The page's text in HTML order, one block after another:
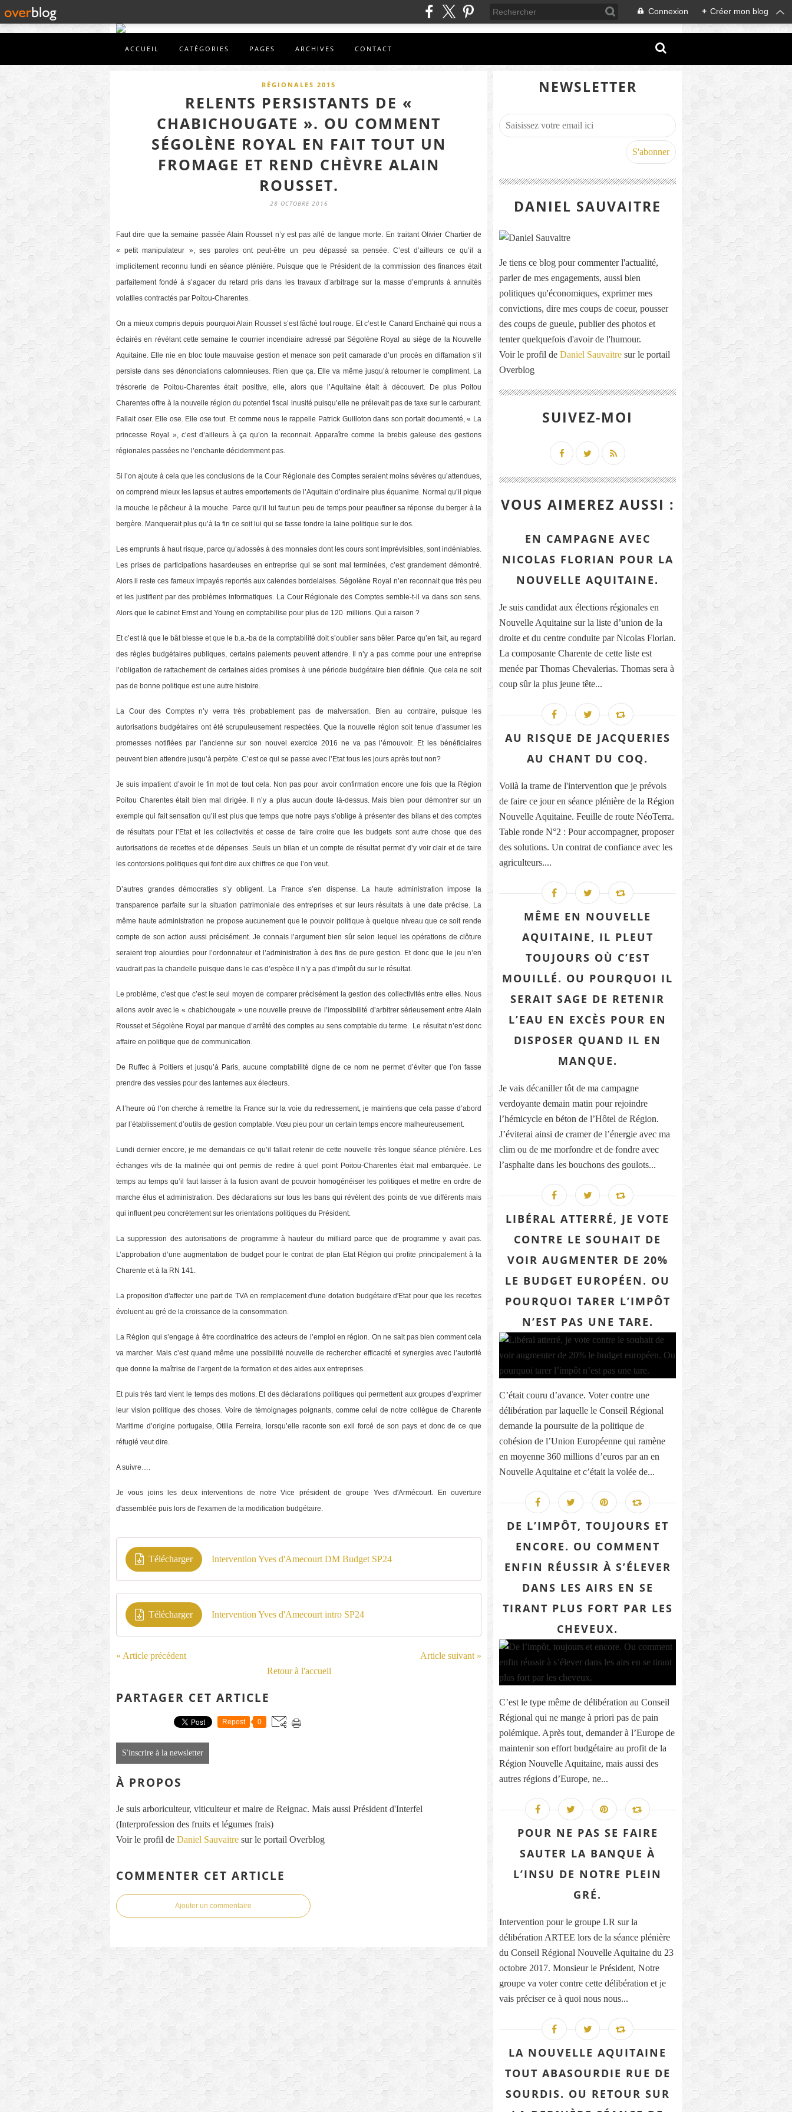
Connexion + Créer mon blog
ACCUEIL CATÉGORIES PAGES ARCHIVES CONTACT
RÉGIONALES 2015
RELENTS PERSISTANTS DE «
CHABICHOUGATE ». OU COMMENT
SÉGOLÈNE ROYAL EN FAIT TOUT UN
FROMAGE ET REND CHÈVRE ALAIN
ROUSSET.
28 OCTOBRE 2016
Faut dire que la semaine passée Alain Rousset n’y est pas allé de langue morte. En traitant Olivier Chartier de
« petit manipulateur », ses paroles ont peut-être un peu dépassé sa pensée. C’est d’ailleurs ce qu’il a
implicitement reconnu lundi en séance plénière. Puisque que le Président de la commission des finances était
parfaitement fondé à s’agacer du retard pris dans les travaux d’arbitrage sur la masse d’emprunts à annuités
volatiles contractés par Poitou-Charentes.
On a mieux compris depuis pourquoi Alain Rousset s’est fâché tout rouge. Et c’est le Canard Enchainé qui nous a
éclairés en révélant cette semaine le courrier incendiaire adressé par Ségolène Royal au siège de la Nouvelle
Aquitaine. Elle nie en bloc toute mauvaise gestion et menace son petit camarade d’un procès en diffamation s’il
persiste dans ses dénonciations calomnieuses. Rien que ça. Elle va même jusqu’à retourner le compliment. La
trésorerie de Poitou-Charentes était positive, elle, alors que l’Aquitaine était à découvert. De plus Poitou
Charentes offre à la nouvelle région du potentiel fiscal inusité puisqu’elle ne prélevait pas de taxe sur le carburant.
Fallait oser. Elle ose. Elle ose tout. Et comme nous le rappelle Patrick Guilloton dans son portait documenté, « La
princesse Royal », c’est d’ailleurs à ça qu’on la reconnait. Apparaître comme la brebis galeuse des gestions
régionales passées ne l’enchante décidemment pas.
Si l’on ajoute à cela que les conclusions de la Cour Régionale des Comptes seraient moins sévères qu’attendues,
on comprend mieux les lapsus et autres emportements de l’Aquitain d’ordinaire plus équanime. Normal qu’il pique
la mouche le pêcheur à la mouche. Parce qu’il lui faut un peu de temps pour peaufiner sa réponse du berger à la
bergère. Manquerait plus qu’à la fin ce soit lui qui se fasse tondre la laine politique sur le dos.
Les emprunts à haut risque, parce qu’adossés à des monnaies dont les cours sont imprévisibles, sont indéniables.
Les prises de participations hasardeuses en entreprise qui se sont mal terminées, c’est grandement démontré.
Alors il reste ces fameux impayés reportés aux calendes bordelaises. Ségolène Royal n’en reconnait que très peu
et les justifient par des problèmes informatiques. La Cour Régionale des Comptes semble-t-il va dans son sens.
Alors que le cabinet Ernst and Young en comptabilise pour plus de 120 millions. Qui a raison ?
Et c’est là que le bât blesse et que le b.a.-ba de la comptabilité doit s’oublier sans bêler. Parce qu’en fait, au regard
des règles budgétaires publiques, certains paiements peuvent attendre. Il n’y a pas comme pour une entreprise
l’obligation de rattachement de certaines aides promises à une période budgétaire bien définie. Que cela ne soit
pas de bonne politique est une autre histoire.
La Cour des Comptes n’y verra très probablement pas de malversation. Bien au contraire, puisque les
autorisations budgétaires ont été scrupuleusement respectées. Que la nouvelle région soit tenue d’assumer les
promesses notifiées par l’ancienne sur son nouvel exercice 2016 ne va pas l’émouvoir. Et les bénéficiaires
peuvent bien attendre jusqu’à perpète. C’est ce qui se passe avec l’Etat tous les jours après tout non?
Je suis impatient d’avoir le fin mot de tout cela. Non pas pour avoir confirmation encore une fois que la Région
Poitou Charentes était bien mal dirigée. Il n’y a plus aucun doute là-dessus. Mais bien pour démontrer sur un
exemple qui fait sensation qu’il est plus que temps que notre pays s’oblige à présenter des bilans et des comptes
de résultats pour l’Etat et les collectivités et cesse de faire croire que les budgets sont autre chose que des
autorisations de recettes et de dépenses. Seuls un bilan et un compte de résultat permet d’y voir clair et de taire
les contorsions politiques qui font dire aux chiffres ce que l’on veut.
D’autres grandes démocraties s’y obligent. La France s’en dispense. La haute administration impose la
transparence parfaite sur la situation patrimoniale des entreprises et sur leurs résultats à une date précise. La
même haute administration ne propose aucunement que le pouvoir politique à quelque niveau que ce soit rende
compte de son action aussi précisément. Je connais l’argument bien sûr selon lequel les opérations de clôture
seraient trop alourdies pour l’ordonnateur et l’administration à des fins de pure gestion. Et donc que le jeu n’en
vaudrait pas la chandelle puisque dans le cas d’espèce il n’y a pas d’impôt du sur le résultat.
Le problème, c’est que c’est le seul moyen de comparer précisément la gestion des collectivités entre elles. Nous
allons avoir avec le « chabichougate » une nouvelle preuve de l’impossibilité d’arbitrer sérieusement entre Alain
Rousset et Ségolène Royal par manque d’arrêté des comptes au sens comptable du terme. Le résultat n’est donc
affaire en politique que de communication.
De Ruffec à Poitiers et jusqu’à Paris, aucune comptabilité digne de ce nom ne permet d’éviter que l’on fasse
prendre des vessies pour des lanternes aux électeurs.
A l’heure où l’on cherche à remettre la France sur la voie du redressement, je maintiens que cela passe d’abord
par l’établissement d’outils de gestion comptable. Vœu pieu pour un certain temps encore malheureusement.
Lundi dernier encore, je me demandais ce qu’il fallait retenir de cette nouvelle très longue séance plénière. Les
échanges vifs de la matinée qui ont permis de redire à quel point Poitou-Charentes était mal embarquée. Le
temps au temps qu’il faut laisser à la fusion avant de pouvoir homogénéiser les politiques et mettre en ordre de
marche élus et administration. Des déclarations sur tous les bans qui révèlent des points de vue différents mais
qui influent peu concrètement sur les orientations politiques du Président.
La suppression des autorisations de programme à hauteur du milliard parce que de programme y avait pas.
L’approbation d’une augmentation de budget pour le contrat de plan Etat Région qui profite principalement à la
Charente et à la RN 141.
La proposition d'affecter une part de TVA en remplacement d'une dotation budgétaire d'Etat pour que les recettes
évoluent au gré de la croissance de la consommation.
La Région qui s’engage à être coordinatrice des acteurs de l’emploi en région. On ne sait pas bien comment cela
va marcher. Mais c’est quand même une possibilité nouvelle de rechercher efficacité et synergies avec l’autorité
que donne la maîtrise de l’argent de la formation et des aides aux entreprises.
Et puis très tard vient le temps des motions. Et des déclarations politiques qui permettent aux groupes d’exprimer
leur vision politique des choses. Voire de témoignages poignants, comme celui de notre collègue de Charente
Maritime d’origine portugaise, Otilia Ferreira, lorsqu’elle raconte son exil forcé de son pays et donc de ce que
réfugié veut dire.
A suivre….
Je vous joins les deux interventions de notre Vice président de groupe Yves d'Armécourt. En ouverture
d'assemblée puis lors de l'examen de la modification budgétaire.
Télécharger Intervention Yves d'Amecourt DM Budget SP24
Télécharger Intervention Yves d'Amecourt intro SP24
« Article précédent
Article suivant »
Retour à l'accueil
PARTAGER CET ARTICLE
Repost 0
S'inscrire à la newsletter
À PROPOS
Je suis arboriculteur, viticulteur et maire de Reignac. Mais aussi Président d'Interfel
(Interprofession des fruits et légumes frais)
Voir le profil de Daniel Sauvaitre sur le portail Overblog
COMMENTER CET ARTICLE
Ajouter un commentaire
NEWSLETTER
DANIEL SAUVAITRE
Je tiens ce blog pour commenter l'actualité,
parler de mes engagements, aussi bien
politiques qu'économiques, exprimer mes
convictions, dire mes coups de coeur, pousser
des coups de gueule, publier des photos et
tenter quelquefois d'avoir de l'humour.
Voir le profil de Daniel Sauvaitre sur le portail
Overblog
SUIVEZ-MOI
VOUS AIMEREZ AUSSI :
EN CAMPAGNE AVEC
NICOLAS FLORIAN POUR LA
NOUVELLE AQUITAINE.
Je suis candidat aux élections régionales en
Nouvelle Aquitaine sur la liste d’union de la
droite et du centre conduite par Nicolas Florian.
La composante Charente de cette liste est
menée par Thomas Chevalerias. Thomas sera à
coup sûr la plus jeune tête...
AU RISQUE DE JACQUERIES
AU CHANT DU COQ.
Voilà la trame de l'intervention que je prévois
de faire ce jour en séance plénière de la Région
Nouvelle Aquitaine. Feuille de route NéoTerra.
Table ronde N°2 : Pour accompagner, proposer
des solutions. Un contrat de confiance avec les
agriculteurs....
MÊME EN NOUVELLE
AQUITAINE, IL PLEUT
TOUJOURS OÙ C’EST
MOUILLÉ. OU POURQUOI IL
SERAIT SAGE DE RETENIR
L’EAU EN EXCÈS POUR EN
DISPOSER QUAND IL EN
MANQUE.
Je vais décaniller tôt de ma campagne
verdoyante demain matin pour rejoindre
l’hémicycle en béton de l’Hôtel de Région.
J’éviterai ainsi de cramer de l’énergie avec ma
clim ou de me morfondre et de fondre avec
l’asphalte dans les bouchons des goulots...
LIBÉRAL ATTERRÉ, JE VOTE
CONTRE LE SOUHAIT DE
VOIR AUGMENTER DE 20%
LE BUDGET EUROPÉEN. OU
POURQUOI TARER L’IMPÔT
N’EST PAS UNE TARE.
C’était couru d’avance. Voter contre une
délibération par laquelle le Conseil Régional
demande la poursuite de la politique de
cohésion de l’Union Européenne qui ramène
en moyenne 360 millions d’euros par an en
Nouvelle Aquitaine et c’était la volée de...
DE L’IMPÔT, TOUJOURS ET
ENCORE. OU COMMENT
ENFIN RÉUSSIR À S’ÉLEVER
DANS LES AIRS EN SE
TIRANT PLUS FORT PAR LES
CHEVEUX.
C’est le type même de délibération au Conseil
Régional qui ne mange à priori pas de pain
polémique. Après tout, demander à l’Europe de
maintenir son effort budgétaire au profit de la
Région Nouvelle Aquitaine, mais aussi des
autres régions d’Europe, ne...
POUR NE PAS SE FAIRE
SAUTER LA BANQUE À
L’INSU DE NOTRE PLEIN
GRÉ.
Intervention pour le groupe LR sur la
délibération ARTEE lors de la séance plénière
du Conseil Régional Nouvelle Aquitaine du 23
octobre 2017. Monsieur le Président, Notre
groupe va voter contre cette délibération et je
vais préciser ce à quoi nous nous...
LA NOUVELLE AQUITAINE
TOUT ABASOURDIE RUE DE
SOURDIS. OU RETOUR SUR